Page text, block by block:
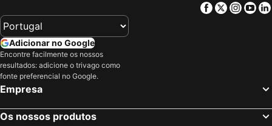
Facebook
Twitter
Adicionar no Google
Encontre facilmente os nossos
resultados: adicione o trivago como
fonte preferencial no Google.
Empresa
Os nossos produtos